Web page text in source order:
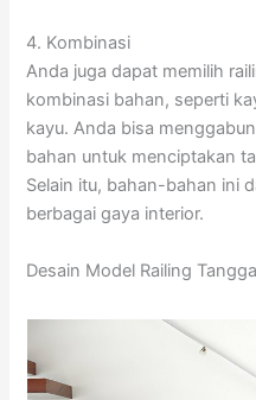
4. Kombinasi
Anda juga dapat memilih
kombinasi bahan, seperti
kayu. Anda bisa
bahan untuk menciptakan
Selain itu, bahan-bahan ini
berbagai gaya interior.
Desain Model Railing